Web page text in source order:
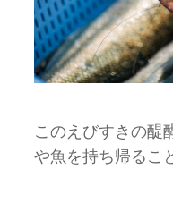
このえびすきの醍
や魚を持ち帰るこ